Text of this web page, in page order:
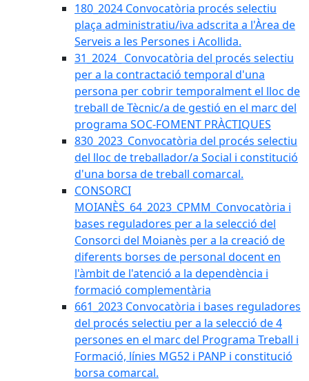
180_2024 Convocatòria procés selectiu
plaça administratiu/iva adscrita a l'Àrea de
Serveis a les Persones i Acollida.
31_2024_ Convocatòria del procés selectiu
per a la contractació temporal d'una
persona per cobrir temporalment el lloc de
treball de Tècnic/a de gestió en el marc del
programa SOC-FOMENT PRÀCTIQUES
830_2023_Convocatòria del procés selectiu
del lloc de treballador/a Social i constitució
d'una borsa de treball comarcal.
CONSORCI
MOIANÈS_64_2023_CPMM_Convocatòria i
bases reguladores per a la selecció del
Consorci del Moianès per a la creació de
diferents borses de personal docent en
l'àmbit de l'atenció a la dependència i
formació complementària
661_2023 Convocatòria i bases reguladores
del procés selectiu per a la selecció de 4
persones en el marc del Programa Treball i
Formació, línies MG52 i PANP i constitució
borsa comarcal.